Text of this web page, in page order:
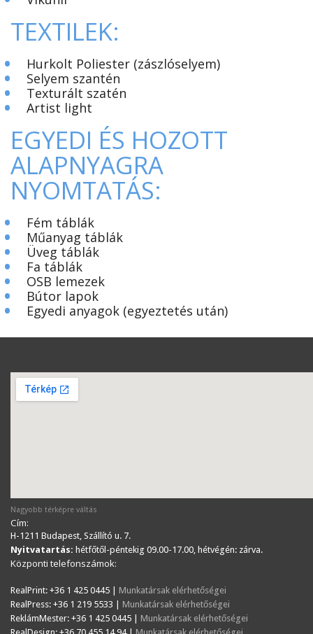
TEXTILEK:
•
Hurkolt Poliester (zászlóselyem)
• Selyem szantén
• Texturált szatén
• Artist light
EGYEDI ÉS HOZOTT
ALAPNYAGRA
NYOMTATÁS:
•
Fém táblák
• Műanyag táblák
• Üveg táblák
• Fa táblák
• OSB lemezek
• Bútor lapok
• Egyedi anyagok (egyeztetés után)
Nagyobb térképre váltás
Cím:
H-1211 Budapest, Szállító u. 7.
Nyitvatartás: hétfőtől-péntekig 09.00-17.00, hétvégén: zárva.
Központi telefonszámok:
RealPrint: +36 1 425 0445 | Munkatársak elérhetőségei
RealPress: +36 1 219 5533 | Munkatársak elérhetőségei
ReklámMester: +36 1 425 0445 | Munkatársak elérhetőségei